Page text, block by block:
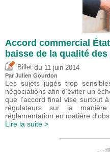
Accord commercial
baisse de la qualité
Billet du 11 juin 2014
Par Julien Gourdon
Les sujets jugés trop
négociations afin d’éviter un
que l’accord final vise surtout
régulateurs sur la
réglementation en matière
Lire la suite >